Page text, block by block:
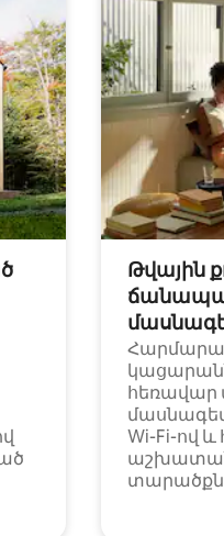
Թվային
Wi-Fi-ով